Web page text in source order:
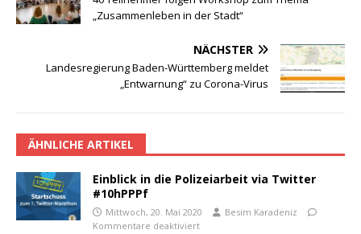
„Zusammenleben in der Stadt“
NÄCHSTER
Landesregierung Baden-Württemberg meldet
„Entwarnung“ zu Corona-Virus
ÄHNLICHE ARTIKEL
Einblick in die Polizeiarbeit via Twitter
#10hPPPf
Mittwoch, 20. Mai 2020
Besim Karadeniz
Kommentare deaktiviert